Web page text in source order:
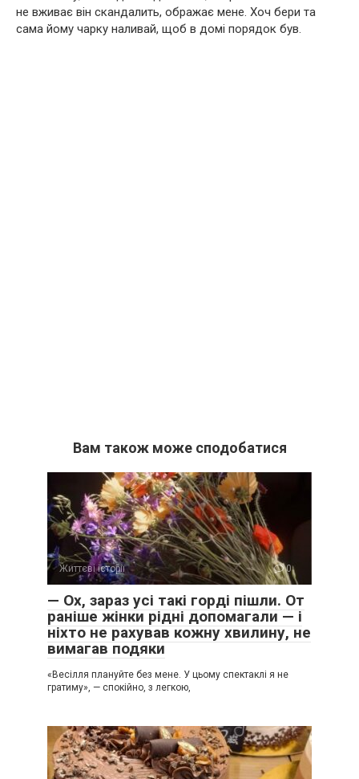
не вживає він скандалить, ображає мене. Хоч бери та
сама йому чарку наливай, щоб в домі порядок був.
Вам також може сподобатися
Життєві історії 0
— Ох, зараз усі такі горді пішли. От
раніше жінки рідні допомагали — і
ніхто не рахував кожну хвилину, не
вимагав подяки
«Весілля плануйте без мене. У цьому спектаклі я не
гратиму», — спокійно, з легкою,